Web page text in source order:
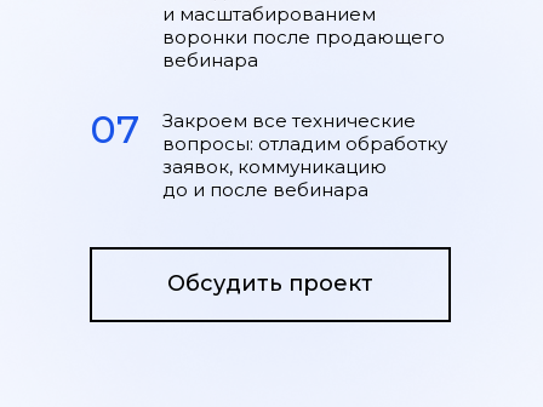
Закроем все технические
вопросы: отладим обработку
заявок, коммуникацию
до и после вебинара
07
и масштабированием
воронки после продающего
вебинара
Обсудить проект